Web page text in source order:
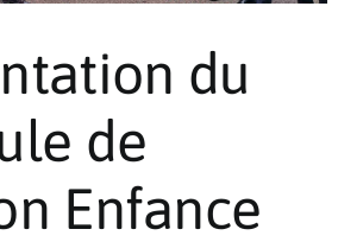
du
de
Enfance